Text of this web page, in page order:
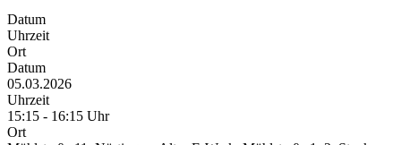
Datum
Uhrzeit
Ort
Datum
05.03.2026
Uhrzeit
15:15 - 16:15 Uhr
Ort